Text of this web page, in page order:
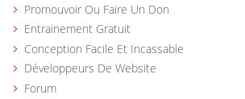
Promouvoir Ou Faire Un Don
Entrainement Gratuit
Conception Facile Et Incassable
Développeurs De Website
Forum